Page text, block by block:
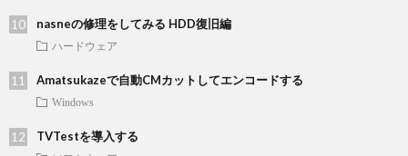
nasneの修理をしてみる HDD復旧編
ハードウェア
Amatsukazeで自動CMカットしてエンコードする
Windows
TVTestを導入する